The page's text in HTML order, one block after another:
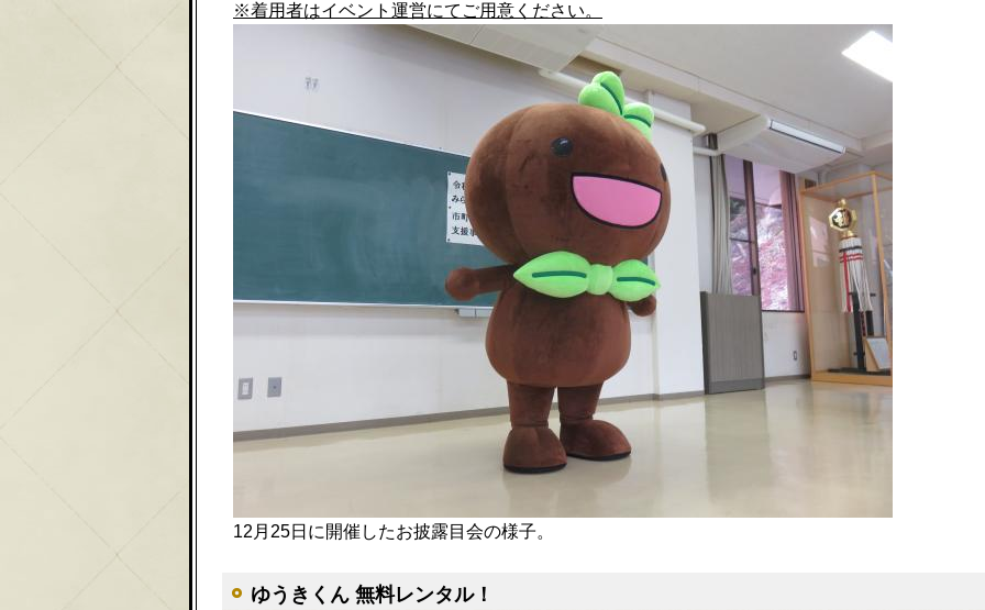
※着用者はイベント運営にてご用意ください。
12月25日に開催したお披露目会の様子。
ゆうきくん 無料レンタル！